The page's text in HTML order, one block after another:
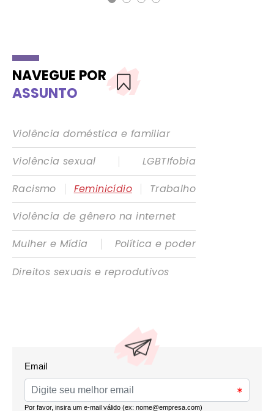
NAVEGUE POR
ASSUNTO
Violência doméstica e familiar
Violência sexual
|
LGBTIfobia
Racismo
| Feminicídio |
Trabalho
Violência de gênero na internet
Mulher e Mídia
|
Política e poder
Direitos sexuais e reprodutivos